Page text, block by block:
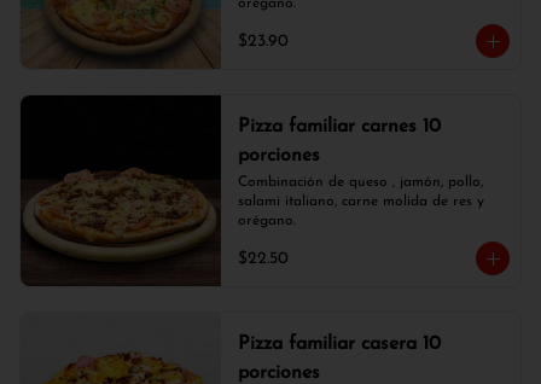
orégano.
$23.90
Pizza familiar carnes 10
porciones
Combinación de queso , jamón, pollo,
salami italiano, carne molida de res y
orégano.
$22.50
Pizza familiar casera 10
porciones